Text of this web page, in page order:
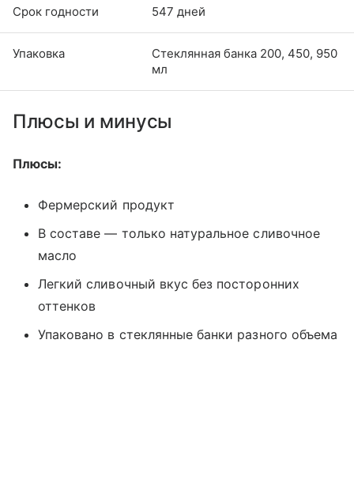
Срок годности 547 дней
Упаковка
Стеклянная банка 200, 450, 950
мл
Плюсы и минусы
Плюсы:
Фермерский продукт
В составе — только натуральное сливочное
масло
Легкий сливочный вкус без посторонних
оттенков
Упаковано в стеклянные банки разного объема